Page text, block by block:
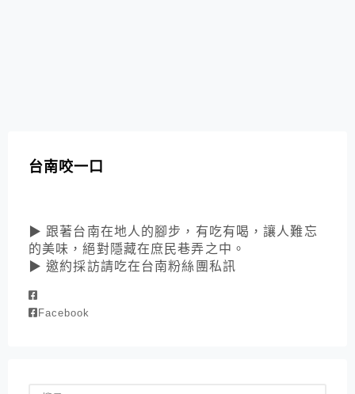
台南咬一口
▶ 跟著台南在地人的腳步，有吃有喝，讓人難忘
的美味，絕對隱藏在庶民巷弄之中。
▶ 邀約採訪請吃在台南粉絲團私訊
Facebook